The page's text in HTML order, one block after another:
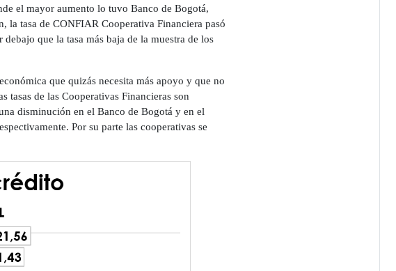
el mayor aumento lo tuvo Banco de Bogotá,
la tasa de CONFIAR Cooperativa Financiera pasó
que la tasa más baja de la muestra de los
que quizás necesita más apoyo y que no
tasas de las Cooperativas Financieras son
disminución en el Banco de Bogotá y en el
Por su parte las cooperativas se